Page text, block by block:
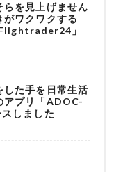
らを見上げません
がワクワクする
」
した手を日常生活
アプリ「ADOC-
しました